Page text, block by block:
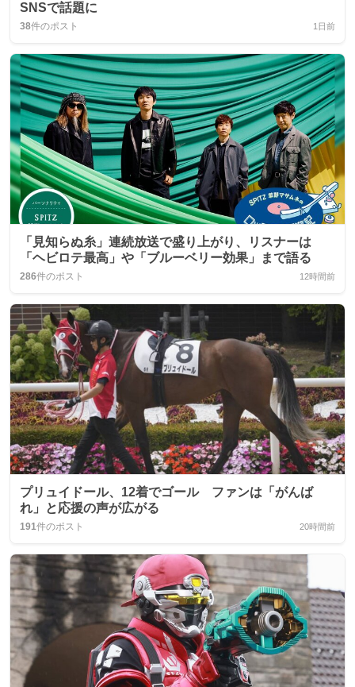
SNSで話題に
38件のポスト 1日前
「見知らぬ糸」連続放送で盛り上がり、リスナーは
「ヘビロテ最高」や「ブルーベリー効果」まで語る
286件のポスト 12時間前
プリュイドール、12着でゴール ファンは「がんば
れ」と応援の声が広がる
191件のポスト 20時間前